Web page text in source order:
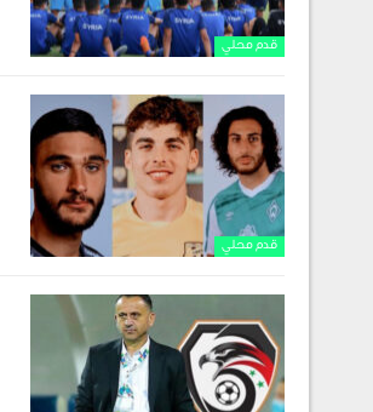
قدم محلي
قدم محلي